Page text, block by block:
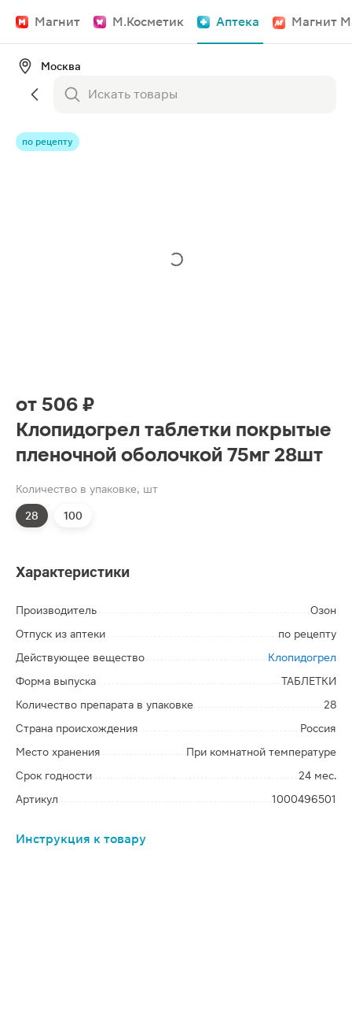
Магнит М.Косметик Аптека Магнит
Москва
по рецепту
от 506 ₽
Клопидогрел таблетки покрытые
пленочной оболочкой 75мг 28шт
Количество в упаковке, шт
28 100
Характеристики
Производитель
Озон
Отпуск из аптеки
по рецепту
Действующее вещество
Клопидогрел
Форма выпуска
ТАБЛЕТКИ
Количество препарата в упаковке
28
Страна происхождения
Россия
Место хранения
При комнатной температуре
Срок годности
24 мес.
Артикул
1000496501
Инструкция к товару